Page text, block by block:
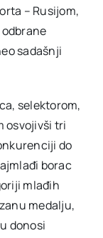
– Rusijom,
sadašnji
selektorom,
osvojivši tri
do
borac
mlađih
medalju,
donosi